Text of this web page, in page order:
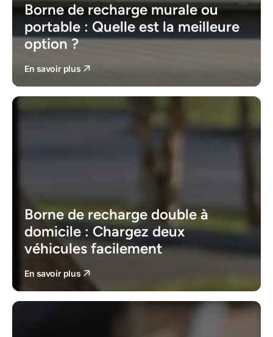
Borne de recharge murale ou
portable : Quelle est la meilleure
option ?
En savoir plus
Borne de recharge double à
domicile : Chargez deux
véhicules facilement
En savoir plus